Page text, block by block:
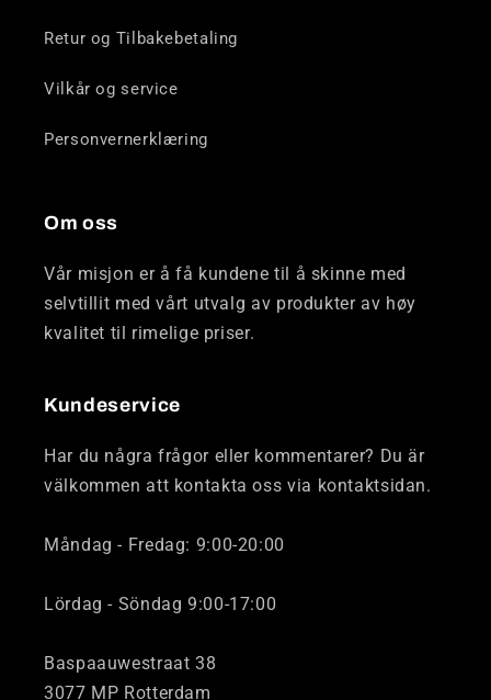
Retur og Tilbakebetaling
Vilkår og service
Personvernerklæring
Om oss
Vår misjon er å få kundene til å skinne med
selvtillit med vårt utvalg av produkter av høy
kvalitet til rimelige priser.
Kundeservice
Har du några frågor eller kommentarer? Du är
välkommen att kontakta oss via kontaktsidan.
Måndag - Fredag: 9:00-20:00
Lördag - Söndag 9:00-17:00
Baspaauwestraat 38
3077 MP Rotterdam